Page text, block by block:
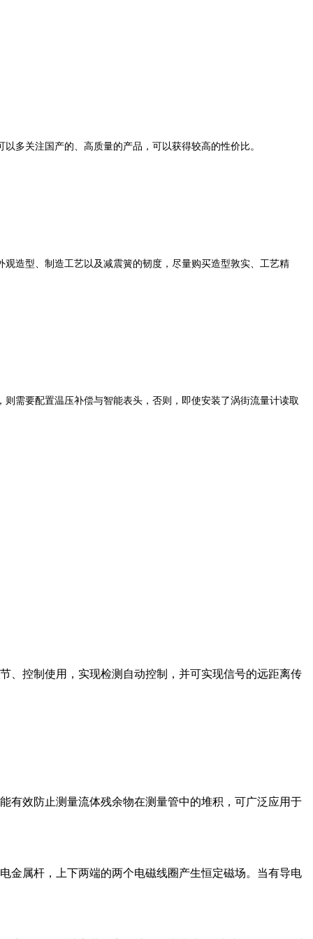
关注国产的、高质量的产品，可以获得较高的性价比。
造型、制造工艺以及减震簧的韧度，尽量购买造型敦实、工艺精
要配置温压补偿与智能表头，否则，即使安装了涡街流量计读取
、控制使用，实现检测自动控制，并可实现信号的远距离传
有效防止测量流体残余物在测量管中的堆积，可广泛应用于
金属杆，上下两端的两个电磁线圈产生恒定磁场。当有导电